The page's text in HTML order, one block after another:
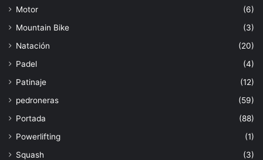
Motor
(6)
Mountain Bike
(3)
Natación
(20)
Padel
(4)
Patinaje
(12)
pedroneras
(59)
Portada
(88)
Powerlifting
(1)
Squash
(3)